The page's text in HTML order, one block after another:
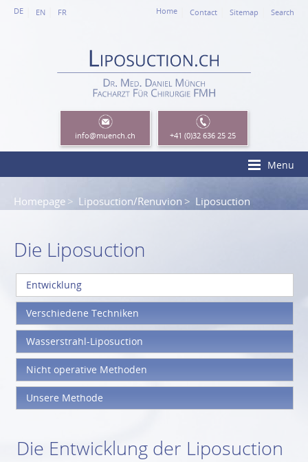
DE EN FR Home Contact Sitemap Search
Menu
Homepage Liposuction/Renuvion Liposuction
Die Liposuction
Entwicklung
Verschiedene Techniken
Wasserstrahl-Liposuction
Nicht operative Methoden
Unsere Methode
Die Entwicklung der Liposuction
info@muench.ch +41 (0)32 636 25 25